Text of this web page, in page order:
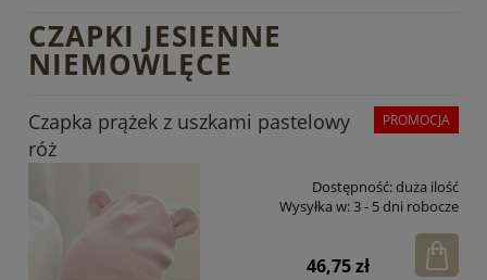
CZAPKI JESIENNE
NIEMOWLĘCE
Czapka prążek z uszkami pastelowy
róż
Dostępność:duża ilość
Wysyłka w:3 - 5 dni robocze
46,75 zł
PROMOCJA